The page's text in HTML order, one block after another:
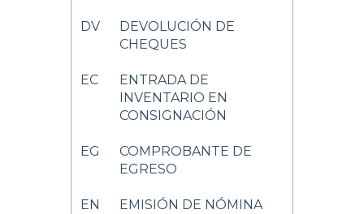
DV
DEVOLUCIÓN DE
CHEQUES
EC
ENTRADA DE
INVENTARIO EN
CONSIGNACIÓN
EG
COMPROBANTE DE
EGRESO
EN
EMISIÓN DE NÓMINA